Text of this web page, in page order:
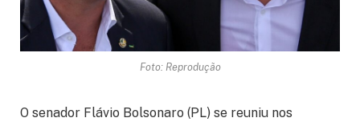
Foto: Reprodução
O senador Flávio Bolsonaro (PL) se reuniu nos